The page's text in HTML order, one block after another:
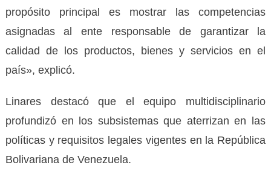
propósito principal es mostrar las competencias
asignadas al ente responsable de garantizar la
calidad de los productos, bienes y servicios en el
país», explicó.
Linares destacó que el equipo multidisciplinario
profundizó en los subsistemas que aterrizan en las
políticas y requisitos legales vigentes en la República
Bolivariana de Venezuela.